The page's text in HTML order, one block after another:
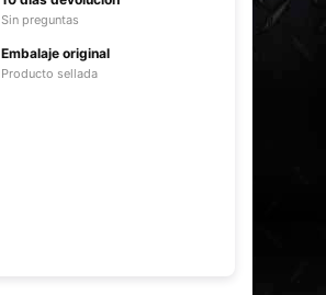
Sin preguntas
Embalaje original
Producto sellada